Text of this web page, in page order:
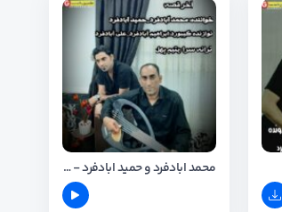
محمد ابادفرد و حمید ابادفرد - اخر قصه